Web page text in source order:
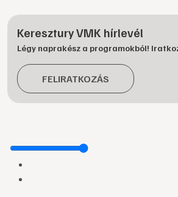
Keresztury VMK hírlevél
Légy naprakész a programokból!
FELIRATKOZÁS